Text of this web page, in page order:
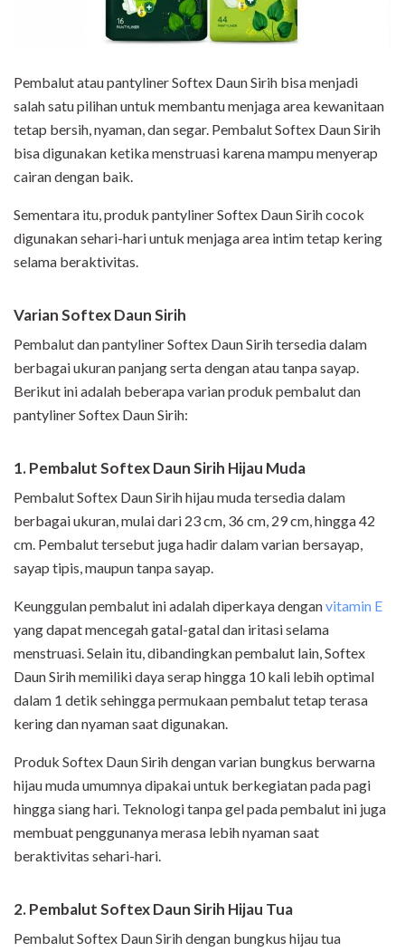
Pembalut atau pantyliner Softex Daun Sirih bisa menjadi
salah satu pilihan untuk membantu menjaga area kewanitaan
tetap bersih, nyaman, dan segar. Pembalut Softex Daun Sirih
bisa digunakan ketika menstruasi karena mampu menyerap
cairan dengan baik.
Sementara itu, produk pantyliner Softex Daun Sirih cocok
digunakan sehari-hari untuk menjaga area intim tetap kering
selama beraktivitas.
Varian Softex Daun Sirih
Pembalut dan pantyliner Softex Daun Sirihtersedia dalam
berbagai ukuran panjang serta dengan atau tanpa sayap.
Berikut ini adalah beberapa varian produk pembalut dan
pantylinerSoftex Daun Sirih:
1. Pembalut Softex Daun Sirih Hijau Muda
Pembalut Softex Daun Sirih hijau muda tersedia dalam
berbagai ukuran, mulai dari 23 cm, 36 cm, 29 cm, hingga 42
cm. Pembalut tersebut juga hadir dalam varian bersayap,
sayap tipis, maupun tanpa sayap.
Keunggulan pembalut ini adalah diperkaya denganvitamin E
yang dapat mencegah gatal-gatal dan iritasi selama
menstruasi. Selain itu, dibandingkan pembalut lain, Softex
Daun Sirih memiliki daya serap hingga 10 kali lebih optimal
dalam 1 detik sehingga permukaan pembalut tetap terasa
kering dan nyaman saat digunakan.
Produk Softex Daun Sirih dengan varian bungkus berwarna
hijau muda umumnya dipakai untuk berkegiatan pada pagi
hingga siang hari. Teknologi tanpa gel pada pembalut ini juga
membuat penggunanya merasa lebih nyaman saat
beraktivitas sehari-hari.
2. Pembalut Softex Daun Sirih Hijau Tua
Pembalut Softex Daun Sirih dengan bungkus hijau tua